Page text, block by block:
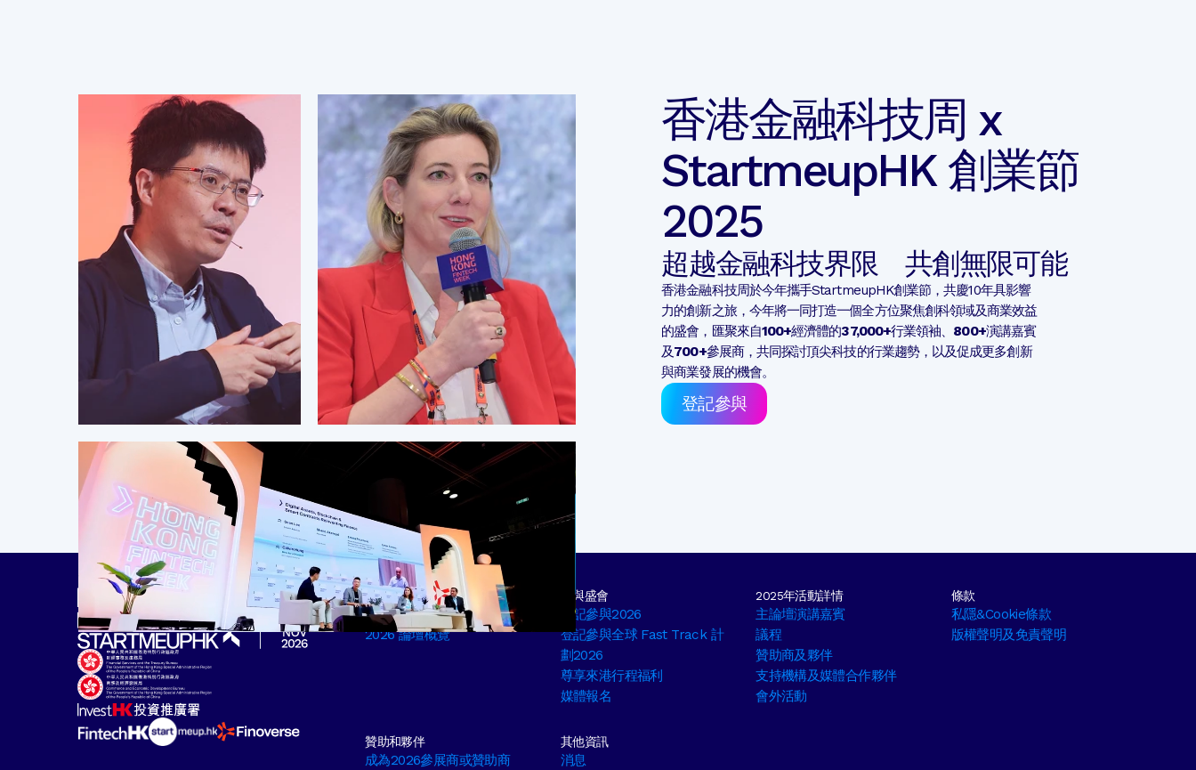
香港金融科技周 x
StartmeupHK 創業節
2025
超越金融科技界限 共創無限可能
香港金融科技周於今年攜手StartmeupHK創業節，共慶10年具影響
力的創新之旅，今年將一同打造一個全方位聚焦創科領域及商業效益
的盛會，匯聚來自100+經濟體的37,000+行業領袖、 800+演講嘉賓
及700+參展商，共同探討頂尖科技的行業趨勢，以及促成更多創新
與商業發展的機會。
登記參與
議程及演講嘉賓
申請成為2026演講嘉賓
2026 論壇概覽
參與盛會
登記參與2026
登記參與全球 Fast Track 計
劃2026
尊享來港行程福利
媒體報名
2025年活動詳情
主論壇演講嘉賓
議程
贊助商及夥伴
支持機構及媒體合作夥伴
會外活動
條款
私隱&Cookie條款
版權聲明及免責聲明
贊助和夥伴
成為2026參展商或贊助商
其他資訊
消息